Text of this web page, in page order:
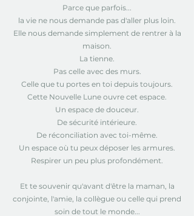
Parce que parfois...
la vie ne nous demande pas d'aller plus loin.
Elle nous demande simplement de rentrer à la
maison.
La tienne.
Pas celle avec des murs.
Celle que tu portes en toi depuis toujours.
Cette Nouvelle Lune ouvre cet espace.
Un espace de douceur.
De sécurité intérieure.
De réconciliation avec toi-même.
Un espace où tu peux déposer les armures.
Respirer un peu plus profondément.
Et te souvenir qu'avant d'être la maman, la
conjointe, l'amie, la collègue ou celle qui prend
soin de tout le monde...